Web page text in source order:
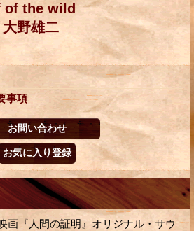
of the wild
野雄二
事項
画『人間の証明』オリジナル・サウ